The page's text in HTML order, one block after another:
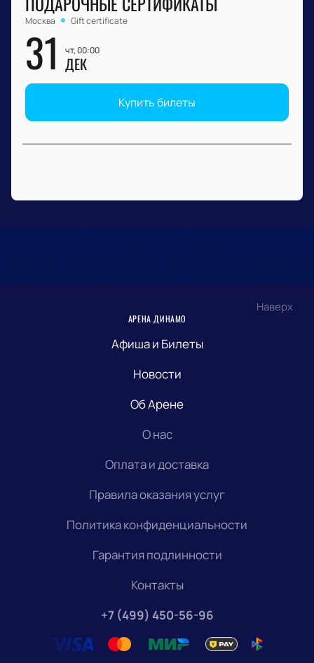
Москва Gift certificate
31 чт, 00:00
ДЕК
Купить билеты
Наверх
АРЕНА ДИНАМО
Афиша и Билеты
Новости
Об Арене
О нас
Оплата и доставка
Правила оказания услуг
Политика конфиденциальности
Гарантия подлинности
Контакты
+7 (499) 450-56-96